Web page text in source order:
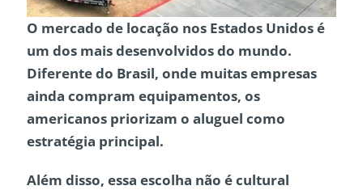
O mercado de locação nos Estados Unidosé
um dos mais desenvolvidos do mundo.
Diferente do Brasil, onde muitas empresas
ainda compram equipamentos, os
americanos priorizam o aluguel como
estratégia principal.
Além disso, essa escolha não é cultural